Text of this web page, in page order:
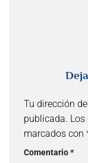
Tu dirección
publicada.
marcados con
Comentario*